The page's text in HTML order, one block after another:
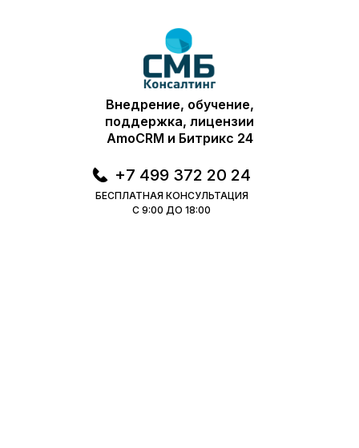
Внедрение, обучение,
поддержка, лицензии
AmoCRM и Битрикс 24
+7 499 372 20 24
БЕСПЛАТНАЯ КОНСУЛЬТАЦИЯ
С 9:00 ДО 18:00